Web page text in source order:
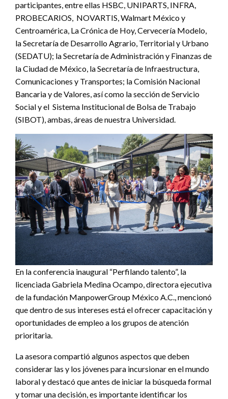
participantes, entre ellas HSBC, UNIPARTS, INFRA,
PROBECARIOS, NOVARTIS, Walmart México y
Centroamérica, La Crónica de Hoy, Cervecería Modelo,
la Secretaría de Desarrollo Agrario, Territorial y Urbano
(SEDATU); la Secretaría de Administración y Finanzas de
la Ciudad de México, la Secretaría de Infraestructura,
Comunicaciones y Transportes; la Comisión Nacional
Bancaria y de Valores, así como la sección de Servicio
Social y el Sistema Institucional de Bolsa de Trabajo
(SIBOT), ambas, áreas de nuestra Universidad.
En la conferencia inaugural “Perfilando talento”, la
licenciada Gabriela Medina Ocampo, directora ejecutiva
de la fundación ManpowerGroup México A.C., mencionó
que dentro de sus intereses está el ofrecer capacitación y
oportunidades de empleo a los grupos de atención
prioritaria.
La asesora compartió algunos aspectos que deben
considerar las y los jóvenes para incursionar en el mundo
laboral y destacó que antes de iniciar la búsqueda formal
y tomar una decisión, es importante identificar los